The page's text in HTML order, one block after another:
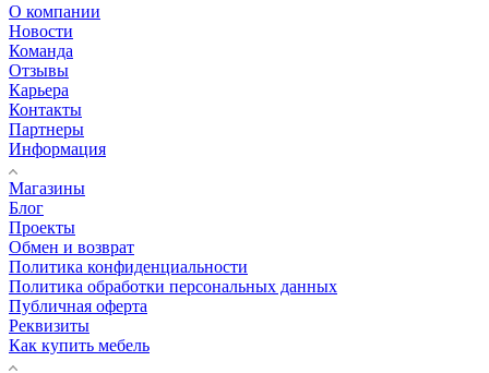
О компании
Новости
Команда
Отзывы
Карьера
Контакты
Партнеры
Информация
Магазины
Блог
Проекты
Обмен и возврат
Политика конфиденциальности
Политика обработки персональных данных
Публичная оферта
Реквизиты
Как купить мебель